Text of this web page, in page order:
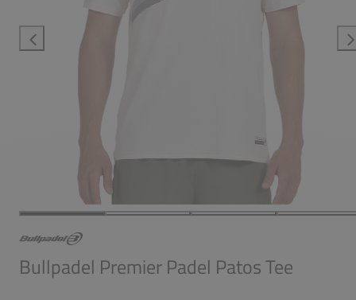
Bullpadel Premier Padel Patos Tee